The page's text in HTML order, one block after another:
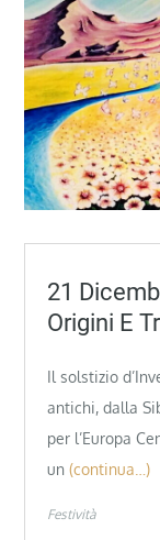
21
Origini E
Il solstizio
antichi, dalla
per l’Europa
un (continua…)
Festività